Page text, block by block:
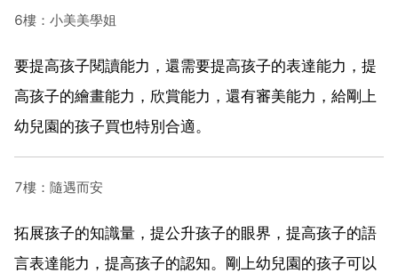
6樓：小美美學姐
要提高孩子閱讀能力，還需要提高孩子的表達能力，提
高孩子的繪畫能力，欣賞能力，還有審美能力，給剛上
幼兒園的孩子買也特別合適。
7樓：隨遇而安
拓展孩子的知識量，提公升孩子的眼界，提高孩子的語
言表達能力，提高孩子的認知。剛上幼兒園的孩子可以